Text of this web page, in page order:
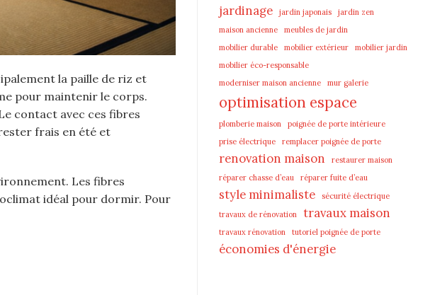
la paille de riz et
pour maintenir le corps.
contact avec ces fibres
frais en été et
Les fibres
idéal pour dormir. Pour
jardinage jardin japonais
jardin zen
maison ancienne
meubles de jardin
mobilier durable
mobilier extérieur
mobilier jardin
mobilier éco-responsable
moderniser maison ancienne
mur galerie
optimisation espace
plomberie maison
poignée de porte intérieure
prise électrique
remplacer poignée de porte
renovation maison
restaurer maison
réparer chasse d’eau
réparer fuite d’eau
style minimaliste
sécurité électrique
travaux de rénovation
travaux maison
travaux rénovation tutoriel poignée de porte
économies d'énergie